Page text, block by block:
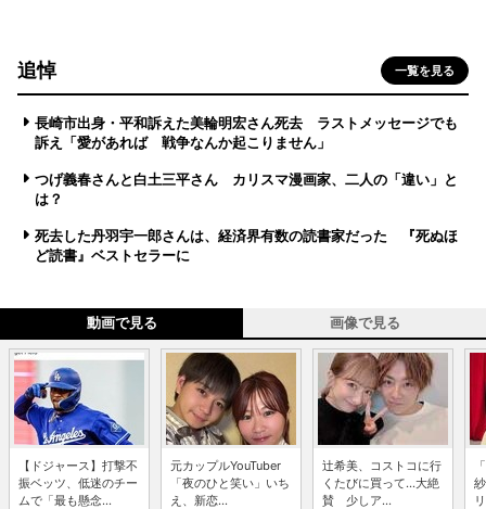
追悼 一覧を見る
長崎市出身・平和訴えた美輪明宏さん死去 ラストメッセージでも
訴え「愛があれば 戦争なんか起こりません」
つげ義春さんと白土三平さん カリスマ漫画家、二人の「違い」と
は？
死去した丹羽宇一郎さんは、経済界有数の読書家だった 『死ぬほ
ど読書』ベストセラーに
動画で見る 画像で見る
【ドジャース】打撃不
振ベッツ、低迷のチー
ムで「最も懸念...
元カップルYouTuber
「夜のひと笑い」いち
え、新恋...
辻希美、コストコに行
くたびに買って...大絶
賛 少しア...